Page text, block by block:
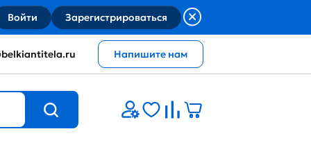
Войти Зарегистрироваться
Напишите нам